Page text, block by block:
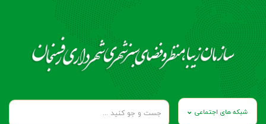
شبکه های اجتماعی